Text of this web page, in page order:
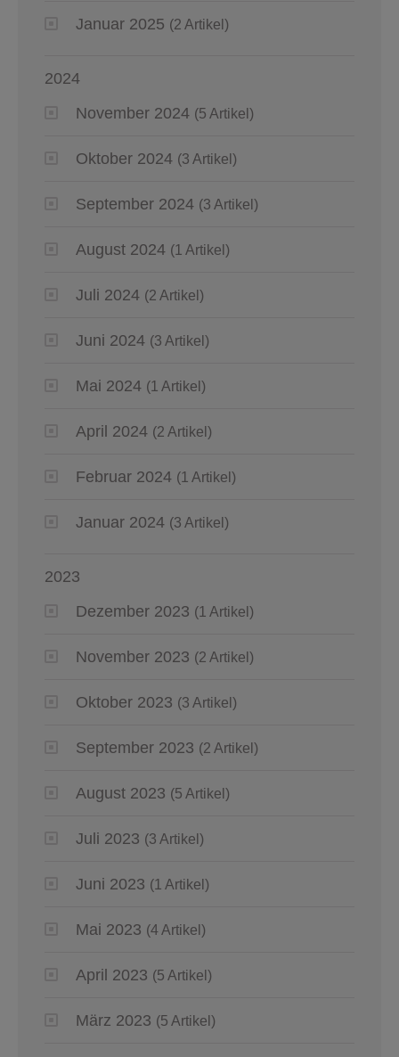
Januar 2025 (2 Artikel)
2024
November 2024 (5 Artikel)
Oktober 2024 (3 Artikel)
September 2024 (3 Artikel)
August 2024 (1 Artikel)
Juli 2024 (2 Artikel)
Juni 2024 (3 Artikel)
Mai 2024 (1 Artikel)
April 2024 (2 Artikel)
Februar 2024 (1 Artikel)
Januar 2024 (3 Artikel)
2023
Dezember 2023 (1 Artikel)
November 2023 (2 Artikel)
Oktober 2023 (3 Artikel)
September 2023 (2 Artikel)
August 2023 (5 Artikel)
Juli 2023 (3 Artikel)
Juni 2023 (1 Artikel)
Mai 2023 (4 Artikel)
April 2023 (5 Artikel)
März 2023 (5 Artikel)